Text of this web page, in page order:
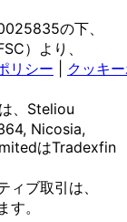
の下、
）より、
リシー
クッキ
、 Steliou
Nicosia,
はTradexfin
ィブ取引は、
す。